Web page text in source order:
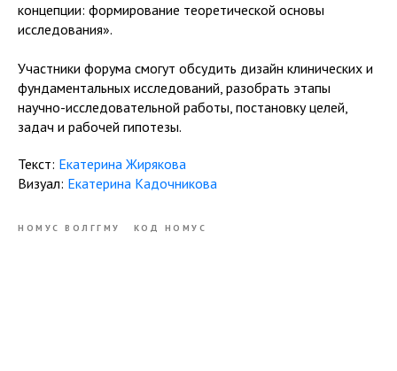
концепции: формирование теоретической основы
исследования».
Участники форума смогут обсудить дизайн клинических и
фундаментальных исследований, разобрать этапы
научно-исследовательной работы, постановку целей,
задач и рабочей гипотезы.
Текст: Екатерина Жирякова
Визуал: Екатерина Кадочникова
НОМУС ВОЛГГМУ КОД НОМУС